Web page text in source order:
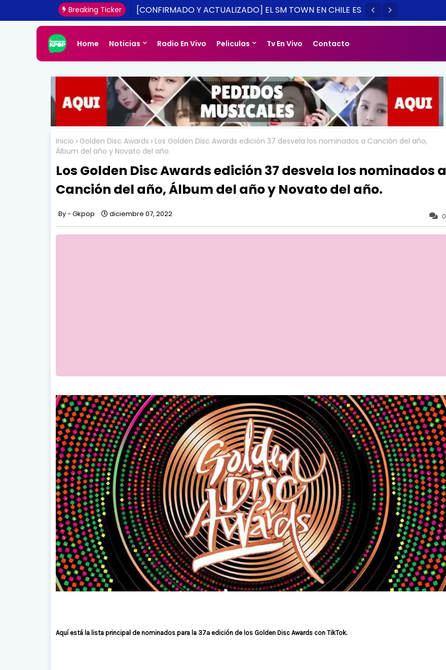
Breaking Ticker
[CONFIRMADO Y ACTUALIZADO] EL SM TOWN EN CHILE ES
UNA REALIDAD ESTE 2014
Home Noticias Radio En Vivo Peliculas Tv En Vivo Contacto
Inicio Golden Disc Awards
Los Golden Disc Awards edición 37 desvela los nominados a Canción del año,
Álbum del año y Novato del año.
Los Golden Disc Awards edición 37 desvela los nominados a
Canción del año, Álbum del año y Novato del año.
0
Gkpop diciembre 07, 2022
Aquí está la lista principal de nominados para la 37ª edición de los Golden Disc Awards con TikTok.